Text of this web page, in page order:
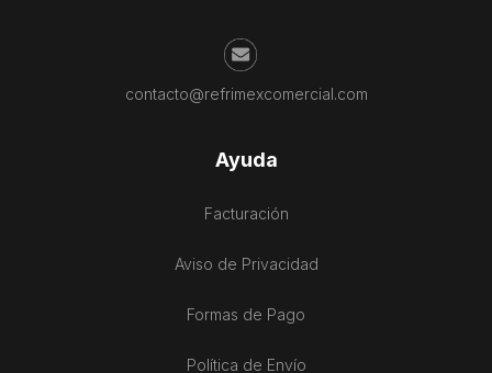
contacto@refrimexcomercial.com
Ayuda
Facturación
Aviso de Privacidad
Formas de Pago
Política de Envío